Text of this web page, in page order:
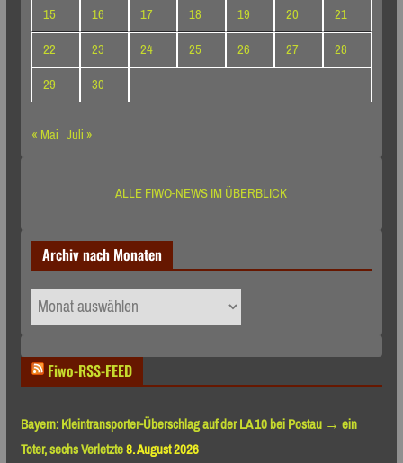
15
16 17 18 19 20
21
22
23 24 25 26 27
28
29
30
« Mai Juli »
ALLE FIWO-NEWS IM ÜBERBLICK
Archiv nach Monaten
Archiv
nach
Fiwo-RSS-FEED
Bayern: Kleintransporter-Überschlag auf der LA 10 bei Postau → ein
Toter, sechs Verletzte8. August 2026